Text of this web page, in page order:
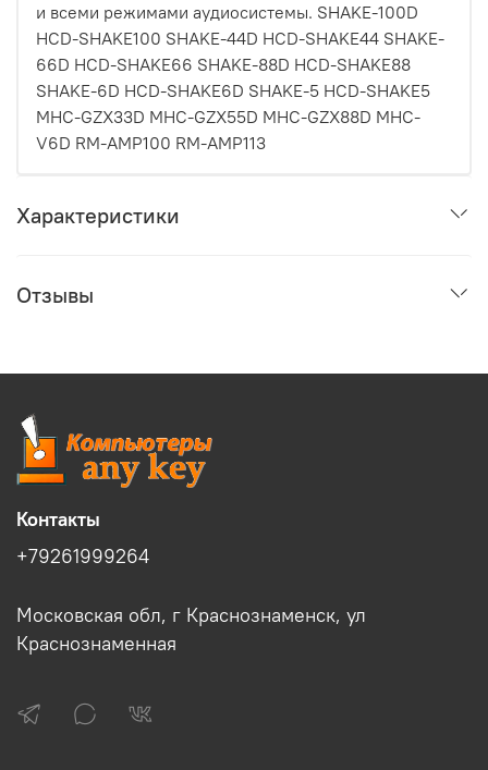
и всеми режимами аудиосистемы. SHAKE-100D
HCD-SHAKE100 SHAKE-44D HCD-SHAKE44 SHAKE-
66D HCD-SHAKE66 SHAKE-88D HCD-SHAKE88
SHAKE-6D HCD-SHAKE6D SHAKE-5 HCD-SHAKE5
MHC-GZX33D MHC-GZX55D MHC-GZX88D MHC-
V6D RM-AMP100 RM-AMP113
Характеристики
Отзывы
Контакты
+79261999264
Московская обл, г Краснознаменск, ул
Краснознаменная